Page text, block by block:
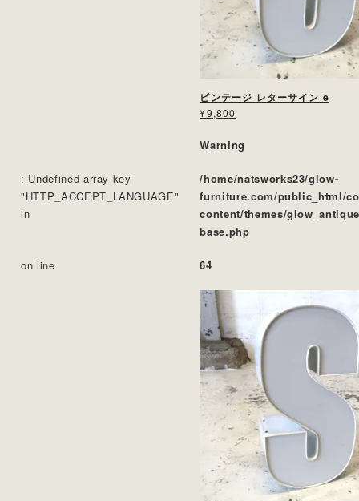
ビンテージ レターサイン e
¥9,800
Warning
: Undefined array key
"HTTP_ACCEPT_LANGUAGE"
in
/home/natsworks23/glow-
furniture.com/public_html/
content/themes/
base.php
on line 64